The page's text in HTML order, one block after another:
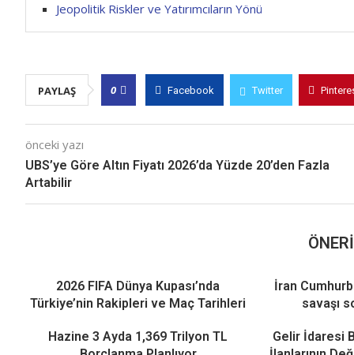
Jeopolitik Riskler ve Yatırımcıların Yönü
PAYLAŞ 0 Facebook Twitter
önceki yazı
UBS’ye Göre Altın Fiyatı 2026’da Yüzde 20’den Fazla
Artabilir
2026 FIFA Dünya Kupası’nda
Türkiye’nin Rakipleri ve Maç Tarihleri
İran
savaşı
Hazine 3 Ayda 1,369 Trilyon TL
Gelir İdaresi